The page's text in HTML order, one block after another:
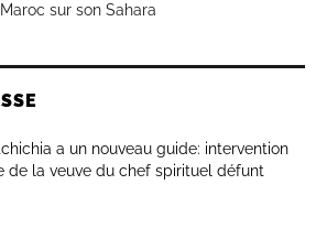
sur son Sahara
a un nouveau guide: intervention
de la veuve du chef spirituel défunt